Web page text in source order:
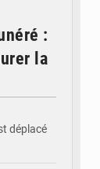
:
la
déplacé